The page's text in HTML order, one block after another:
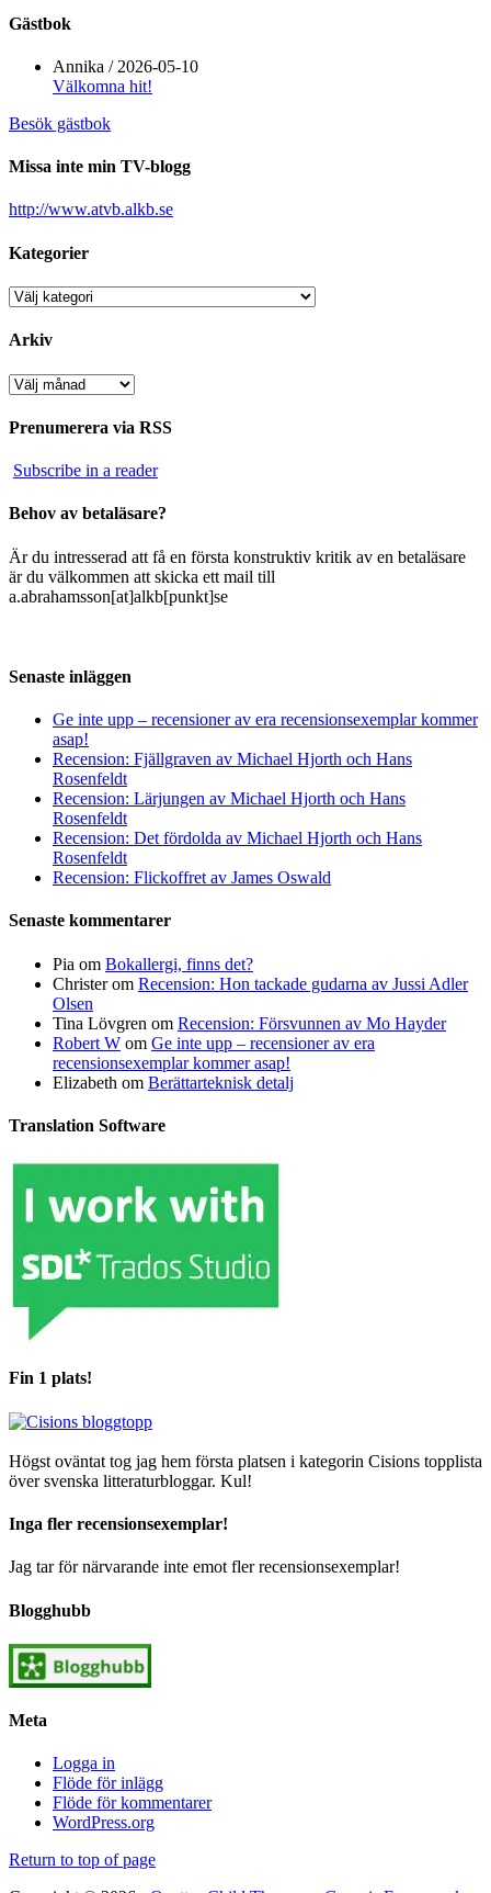
Gästbok
Annika / 2026-05-10
Välkomna hit!
Besök gästbok
Missa inte min TV-blogg
http://www.atvb.alkb.se
Kategorier
Kategorier
Arkiv
Arkiv
Prenumerera via RSS
Subscribe in a reader
Behov av betaläsare?
Är du intresserad att få en första konstruktiv kritik av en betaläsare
är du välkommen att skicka ett mail till
a.abrahamsson[at]alkb[punkt]se
Senaste inläggen
Ge inte upp – recensioner av era recensionsexemplar kommer
asap!
Recension: Fjällgraven av Michael Hjorth och Hans
Rosenfeldt
Recension: Lärjungen av Michael Hjorth och Hans
Rosenfeldt
Recension: Det fördolda av Michael Hjorth och Hans
Rosenfeldt
Recension: Flickoffret av James Oswald
Senaste kommentarer
Pia om Bokallergi, finns det?
Christerom Recension: Hon tackade gudarna av Jussi Adler
Olsen
Tina Lövgren om Recension: Försvunnen av Mo Hayder
Robert W om Ge inte upp – recensioner av era
recensionsexemplar kommer asap!
Elizabeth om Berättarteknisk detalj
Translation Software
Fin 1 plats!
Högst oväntat tog jag hem första platsen i kategorin Cisions topplista
över svenska litteraturbloggar. Kul!
Inga fler recensionsexemplar!
Jag tar för närvarande inte emot fler recensionsexemplar!
Blogghubb
Meta
Logga in
Flöde för inlägg
Flöde för kommentarer
WordPress.org
Return to top of page